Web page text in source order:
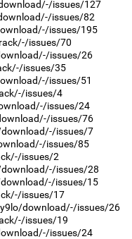
issues/127
issues/82
issues/195
issues/70
issues/26
issues/35
issues/51
issues/4
issues/24
issues/76
issues/7
issues/85
issues/2
issues/28
issues/15
issues/17
download/-/issues/26
issues/19
issues/24